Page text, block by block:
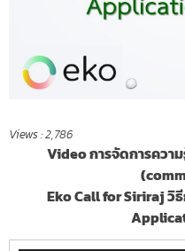
Views :2,786
Video การจัดการควา
Eko Call for Siriraj วิ